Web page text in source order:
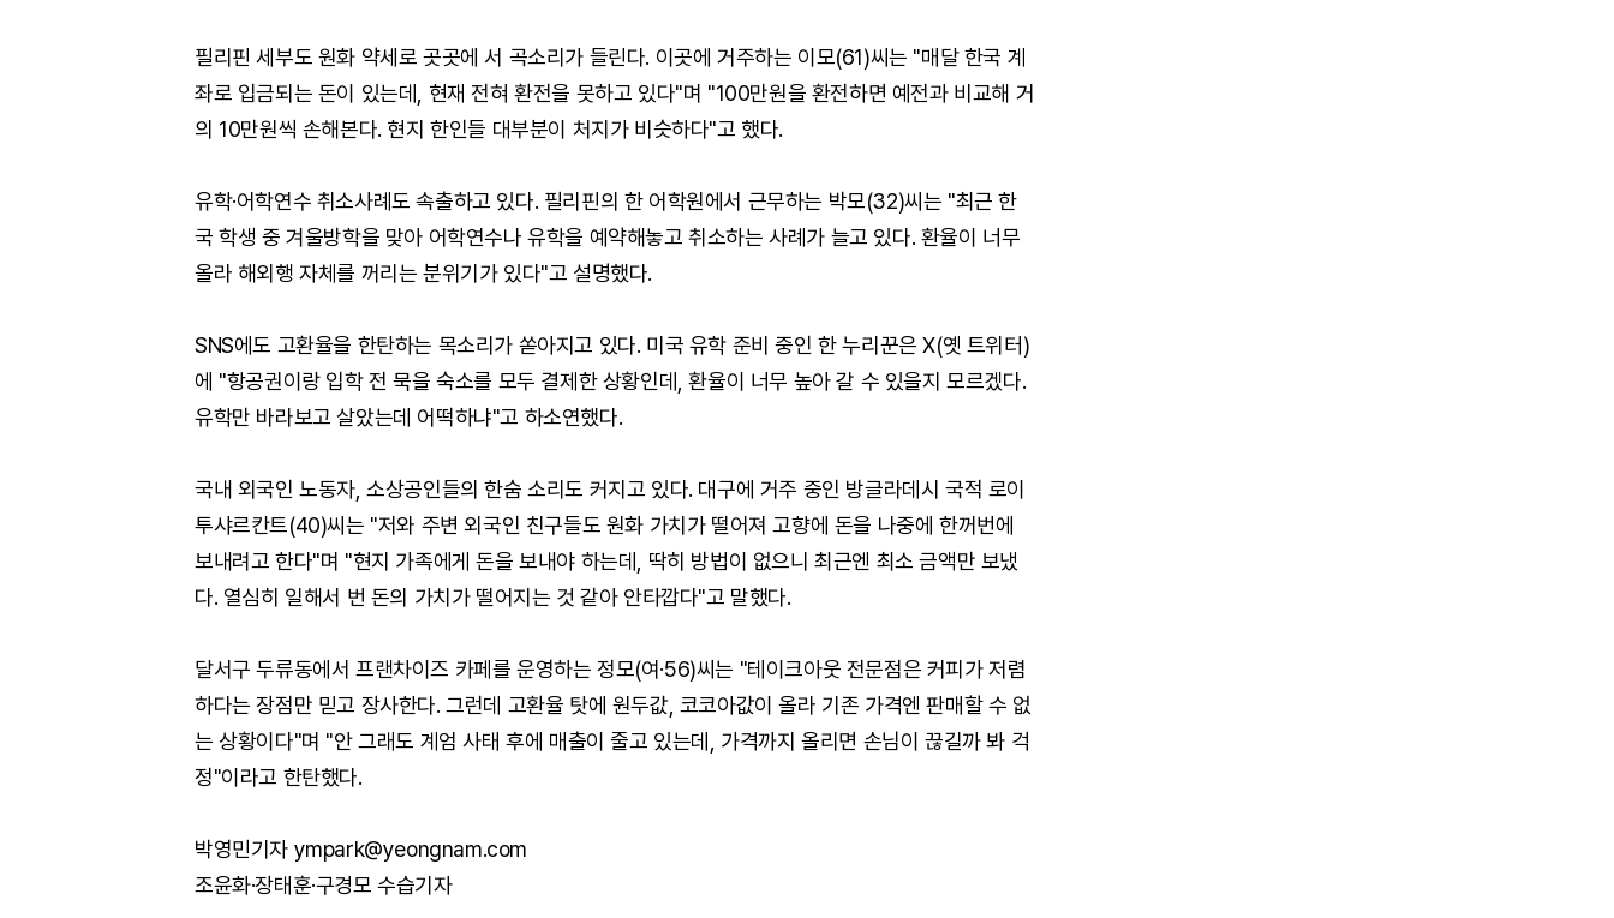
필리핀 세부도 원화 약세로 곳곳에 서 곡소리가 들린다. 이곳에 거주하는 이모(61)씨는 "매달 한국 계
좌로 입금되는 돈이 있는데, 현재 전혀 환전을 못하고 있다"며 "100만원을 환전하면 예전과 비교해 거
의 10만원씩 손해본다. 현지 한인들 대부분이 처지가 비슷하다"고 했다.
유학·어학연수 취소사례도 속출하고 있다. 필리핀의 한 어학원에서 근무하는 박모(32)씨는 "최근 한
국 학생 중 겨울방학을 맞아 어학연수나 유학을 예약해놓고 취소하는 사례가 늘고 있다. 환율이 너무
올라 해외행 자체를 꺼리는 분위기가 있다"고 설명했다.
SNS에도 고환율을 한탄하는 목소리가 쏟아지고 있다. 미국 유학 준비 중인 한 누리꾼은 X(옛 트위터)
에 "항공권이랑 입학 전 묵을 숙소를 모두 결제한 상황인데, 환율이 너무 높아 갈 수 있을지 모르겠다.
유학만 바라보고 살았는데 어떡하냐"고 하소연했다.
국내 외국인 노동자, 소상공인들의 한숨 소리도 커지고 있다. 대구에 거주 중인 방글라데시 국적 로이
투샤르칸트(40)씨는 "저와 주변 외국인 친구들도 원화 가치가 떨어져 고향에 돈을 나중에 한꺼번에
보내려고 한다"며 "현지 가족에게 돈을 보내야 하는데, 딱히 방법이 없으니 최근엔 최소 금액만 보냈
다. 열심히 일해서 번 돈의 가치가 떨어지는 것 같아 안타깝다"고 말했다.
달서구 두류동에서 프랜차이즈 카페를 운영하는 정모(여·56)씨는 "테이크아웃 전문점은 커피가 저렴
하다는 장점만 믿고 장사한다. 그런데 고환율 탓에 원두값, 코코아값이 올라 기존 가격엔 판매할 수 없
는 상황이다"며 "안 그래도 계엄 사태 후에 매출이 줄고 있는데, 가격까지 올리면 손님이 끊길까 봐 걱
정"이라고 한탄했다.
박영민기자 ympark@yeongnam.com
조윤화·장태훈·구경모 수습기자